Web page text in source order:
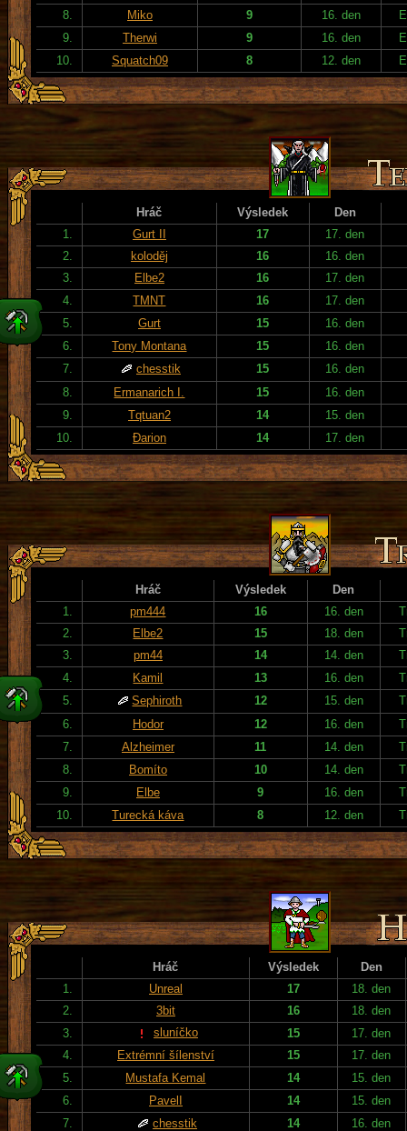
8.
Miko 9 16. den
9.
Therwi 9 16. den
10.
Squatch09 8 12. den
Hráč Výsledek
Den
1.
Gurt II 17
17. den
2.
koloděj 16
16. den
3.
Elbe2 16
17. den
4.
TMNT 16
17. den
5.
Gurt 15
16. den
6.
Tony Montana 15
16. den
7.
chesstik 15
16. den
8.
Ermanarich I. 15
16. den
9.
Tqtuan2 14
15. den
10.
Đarion 14 17. den
Hráč Výsledek
Den
1.
pm444 16 16. den
2.
Elbe2 15 18. den
3.
pm44 14 14. den
4.
Kamil 13 16. den
5.
Sephiroth 12 15. den
6.
Hodor 12 16. den
7.
Alzheimer 11 14. den
8.
Bomíto 10 14. den
9.
Elbe 9 16. den
10.
Turecká káva 8 12. den
Hráč Výsledek
Den
1.
Unreal 17
18. den
2.
3bit 16
18. den
3.
sluníčko 15
17. den
4.
Extrémní šílenství 15
17. den
5.
Mustafa Kemal 14
15. den
6.
PavelI 14
15. den
7.
chesstik 14
16. den